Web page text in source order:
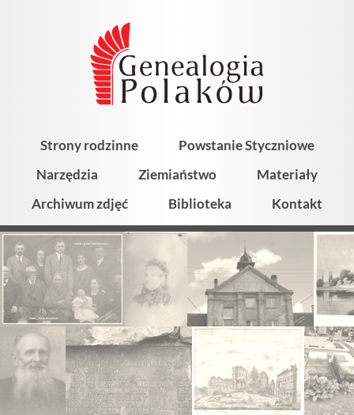
Strony rodzinne
Powstanie Styczniowe
Narzędzia
Ziemiaństwo
Materiały
Archiwum zdjęć
Biblioteka Kontakt